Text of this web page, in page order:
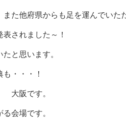
た他府県からも足を運んでいた
されました～！
と思います。
・・・！
大阪です。
会場です。